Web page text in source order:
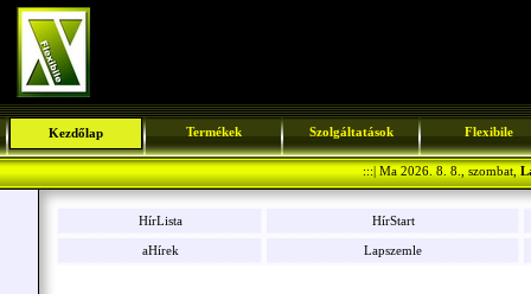
Kezdőlap Termékek Szolgáltatások Flexibile
:::| Ma 2026. 8. 8., szombat,
HírLista HírStart
aHírek Lapszemle